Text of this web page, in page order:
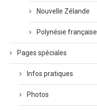
Nouvelle Zélande
Polynésie française
Pages spéciales
Infos pratiques
Photos